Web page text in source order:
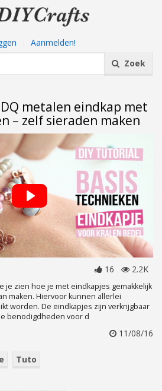
Aanmelden!
Zoek
DQ metalen eindkap met
– zelf sieraden maken
16 2.2K
je zien hoe je met eindkapjes gemakkelijk
maken. Hiervoor kunnen allerlei
worden. De eindkapjes zijn verkrijgbaar
benodigdheden voor d
11/08/16
Tuto